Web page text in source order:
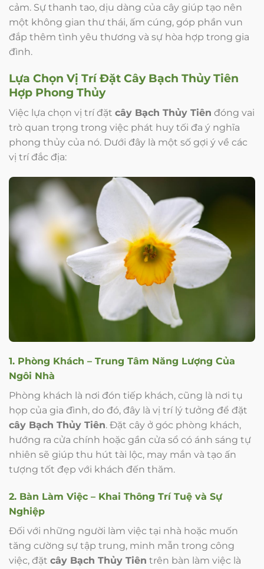
cảm. Sự thanh tao, dịu dàng của cây giúp tạo nên
một không gian thư thái, ấm cúng, góp phần vun
đắp thêm tình yêu thương và sự hòa hợp trong gia
đình.
Lựa Chọn Vị Trí Đặt Cây Bạch Thủy Tiên
Hợp Phong Thủy
Việc lựa chọn vị trí đặt cây Bạch Thủy Tiên đóng vai
trò quan trọng trong việc phát huy tối đa ý nghĩa
phong thủy của nó. Dưới đây là một số gợi ý về các
vị trí đắc địa:
1. Phòng Khách – Trung Tâm Năng Lượng Của
Ngôi Nhà
Phòng khách là nơi đón tiếp khách, cũng là nơi tụ
họp của gia đình, do đó, đây là vị trí lý tưởng để đặt
cây Bạch Thủy Tiên. Đặt cây ở góc phòng khách,
hướng ra cửa chính hoặc gần cửa sổ có ánh sáng tự
nhiên sẽ giúp thu hút tài lộc, may mắn và tạo ấn
tượng tốt đẹp với khách đến thăm.
2. Bàn Làm Việc – Khai Thông Trí Tuệ và Sự
Nghiệp
Đối với những người làm việc tại nhà hoặc muốn
tăng cường sự tập trung, minh mẫn trong công
việc, đặt cây Bạch Thủy Tiên trên bàn làm việc là